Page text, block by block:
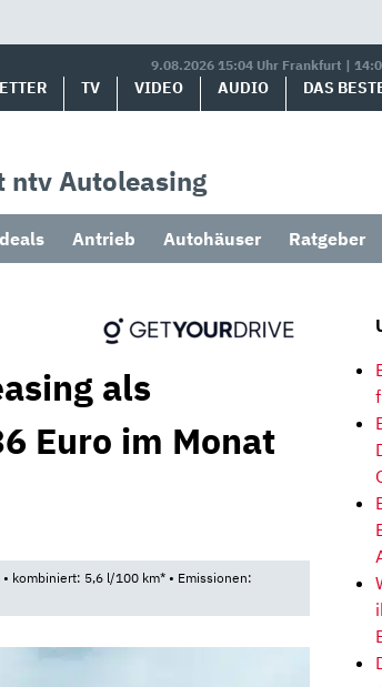
9.08.2026 15:04 Uhr Frankfurt |
TV VIDEO AUDIO DAS
ntv Autoleasing
Antrieb Autohäuser Ratgeber
als
Euro im Monat
kombiniert: 5,6 l/100 km* • Emissionen: